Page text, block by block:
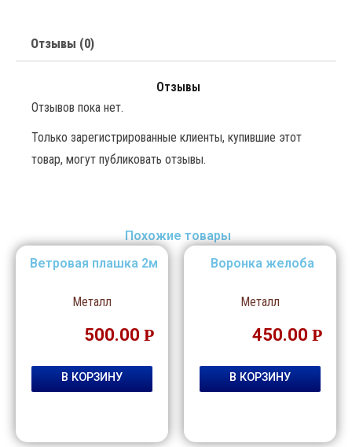
Похожие товары
Ветровая плашка 2м
Металл
500.00 Р
В КОРЗИНУ
Воронка желоба
Металл
450.00 Р
В КОРЗИНУ
Отзывы (0)
Отзывы
Отзывов пока нет.
Только зарегистрированные клиенты, купившие этот
товар, могут публиковать отзывы.